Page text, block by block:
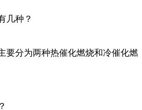
几种？
要分为两种热催化燃烧和冷催化燃